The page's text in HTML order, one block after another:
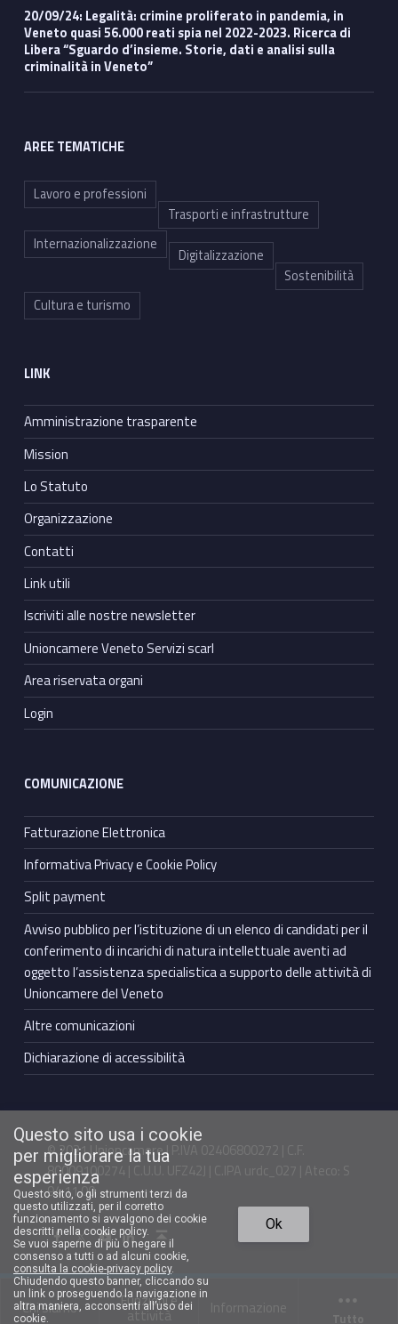
Chi siamo Funzioni e
attività Informazione
Tutto
20/09/24: Legalità: crimine proliferato in pandemia, in
Veneto quasi 56.000 reati spia nel 2022-2023. Ricerca di
Libera “Sguardo d’insieme. Storie, dati e analisi sulla
criminalità in Veneto”
AREE TEMATICHE
Lavoro e professioni
Trasporti e infrastrutture
Internazionalizzazione
Digitalizzazione
Sostenibilità
Cultura e turismo
LINK
Amministrazione trasparente
Mission
Lo Statuto
Organizzazione
Contatti
Link utili
Iscriviti alle nostre newsletter
Unioncamere Veneto Servizi scarl
Area riservata organi
Login
COMUNICAZIONE
Fatturazione Elettronica
Informativa Privacy e Cookie Policy
Split payment
Avviso pubblico per l’istituzione di un elenco di candidati per il
conferimento di incarichi di natura intellettuale aventi ad
oggetto l’assistenza specialistica a supporto delle attività di
Unioncamere del Veneto
Altre comunicazioni
Dichiarazione di accessibilità
© 2021 Unioncamere | P.IVA 02406800272 | C.F.
80009100274 | C.U.U. UFZ42J | C.IPA urdc_027 | Ateco: S
94.11.00
Facebook Unioncamere VenetoTwitter Unioncamere VenetoYoutube Unioncamere VenetoLinkedin Unioncamere Veneto Torna in cima ↑
Questo sito usa i cookie
per migliorare la tua
esperienza
Questo sito, o gli strumenti terzi da
questo utilizzati, per il corretto
funzionamento si avvalgono dei cookie
descritti nella cookie policy.
Se vuoi saperne di più o negare il
consenso a tutti o ad alcuni cookie,
consulta la cookie-privacy policy.
Chiudendo questo banner, cliccando su
un link o proseguendo la navigazione in
altra maniera, acconsenti all’uso dei
cookie.
Ok